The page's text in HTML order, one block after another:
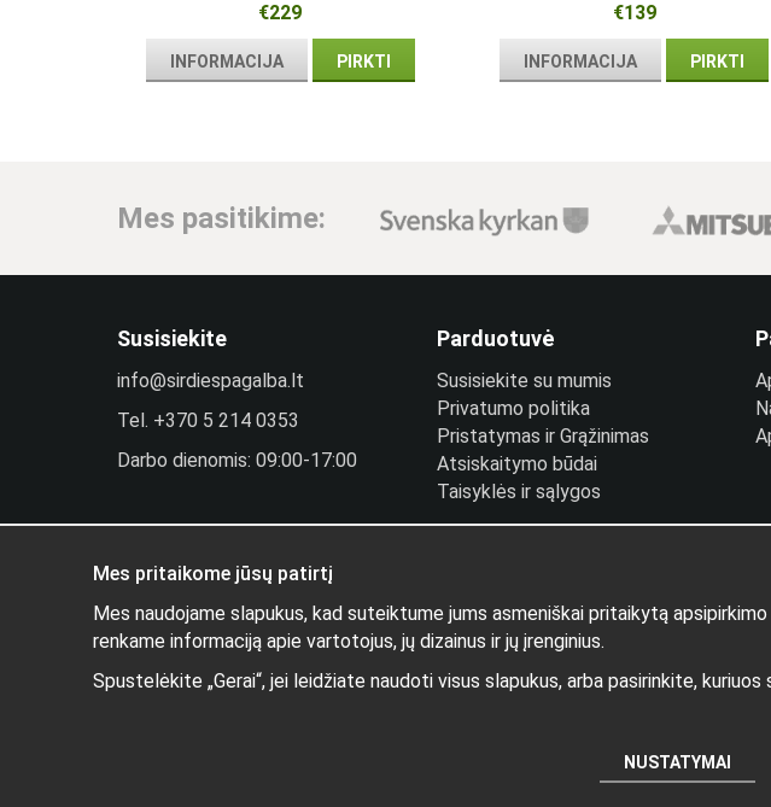
€229
INFORMACIJA PIRKTI
€139
INFORMACIJA PIRKTI
Mes pasitikime:
Susisiekite
info@sirdiespagalba.lt
Tel. +370 5 214 0353
Darbo dienomis: 09:00-17:00
Parduotuvė
Susisiekite su mumis
Privatumo politika
Pristatymas ir Grąžinimas
Atsiskaitymo būdai
Taisyklės ir sąlygos
Plantintojo prisijungimas
Mes pritaikome jūsų patirtį
Mes naudojame slapukus, kad suteiktume jums asmeniškai pritaikytą
renkame informaciją apie vartotojus, jų dizainus ir jų įrenginius.
Spustelėkite „Gerai“, jei leidžiate naudoti visus slapukus, arba pasirinkite,
NUSTATYMAI